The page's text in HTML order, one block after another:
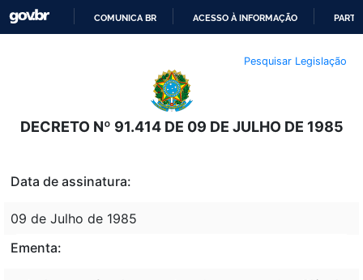
O
CONTEÚDO
COMUNICA BR ACESSO À INFORMAÇÃO
Pesquisar Legislação
DECRETO Nº 91.414 DE 09 DE JULHO DE 1985
Data de assinatura:
09 de Julho de 1985
Ementa: